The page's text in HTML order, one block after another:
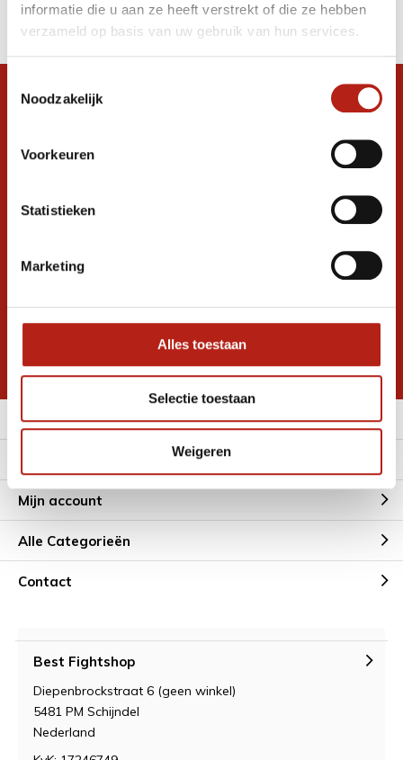
informatie die u aan ze heeft verstrekt of die ze hebben
verzameld op basis van uw gebruik van hun services.
Noodzakelijk
Voorkeuren
Statistieken
Marketing
Alles toestaan
Selectie toestaan
Weigeren
Filter
Sorteren op
Snel antwoord op je vraag?
graag verder. 24/7
Ontvang de nieuwste aanbiedingen en
Inschrijven voor
* Lees hier de wettelijke beperkingen
Meer informatie
Mijn account
Alle Categorieën
Contact
Best Fightshop
Diepenbrockstraat 6 (geen winkel)
5481 PM Schijndel
Nederland